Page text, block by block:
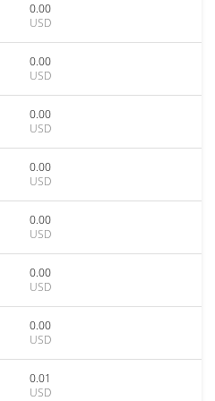
0.00
USD
0.00
USD
0.00
USD
0.00
USD
0.00
USD
0.00
USD
0.00
USD
0.01
USD